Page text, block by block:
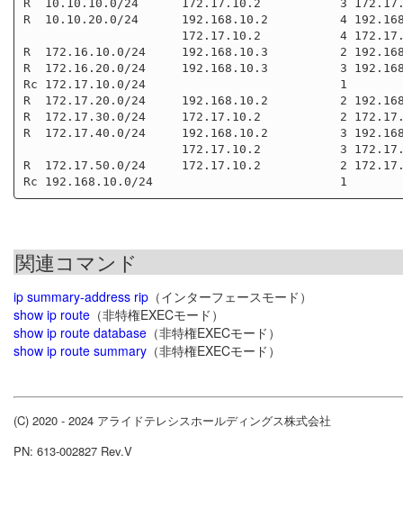
R  10.10.10.0/24      172.17.10.2           3
R  10.10.20.0/24      192.168.10.2          4
R  172.16.10.0/24     192.168.10.3          2
R  172.16.20.0/24     192.168.10.3          3
Rc 172.17.10.0/24                           1
R  172.17.20.0/24     192.168.10.2          2
R  172.17.30.0/24     172.17.10.2           2
R  172.17.40.0/24     192.168.10.2          3
R  172.17.50.0/24     172.17.10.2           2
関連コマンド
ip summary-address rip （インターフェースモード）
show ip route （非特権EXECモード）
show ip route database （非特権EXECモード）
show ip route summary （非特権EXECモード）
(C) 2020 - 2024 アライドテレシスホールディングス株式会社
PN: 613-002827 Rev.V